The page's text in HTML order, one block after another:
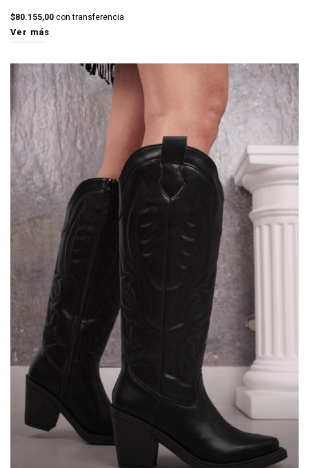
$80.155,00 con transferencia
Ver más